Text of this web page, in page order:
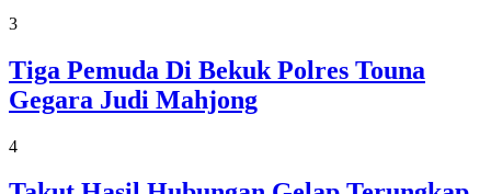
3
Tiga Pemuda Di Bekuk Polres Touna
Gegara Judi Mahjong
4